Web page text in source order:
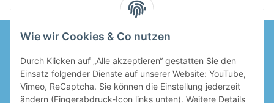
Informationen
Gesetzliche Informationen
Wie wir Cookies & Co nutzen
Durch Klicken auf „Alle akzeptieren“ gestatten Sie den
Einsatz folgender Dienste auf unserer Website: YouTube,
Vimeo, ReCaptcha. Sie können die Einstellung jederzeit
ändern (Fingerabdruck-Icon links unten). Weitere Details